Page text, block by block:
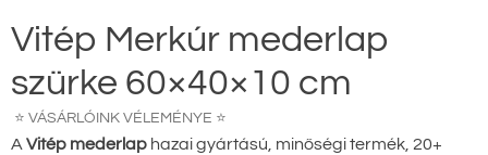
Vitép Merkúr mederlap
szürke 60×40×10 cm
⭐ VÁSÁRLÓINK VÉLEMÉNYE ⭐
A Vitép mederlap hazai gyártású, minőségi termék, 20+